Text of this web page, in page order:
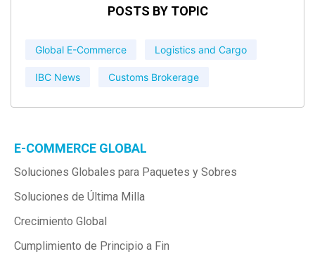
POSTS BY TOPIC
Global E-Commerce Logistics and Cargo
IBC News Customs Brokerage
E-COMMERCE GLOBAL
Soluciones Globales para Paquetes y Sobres
Soluciones de Última Milla
Crecimiento Global
Cumplimiento de Principio a Fin